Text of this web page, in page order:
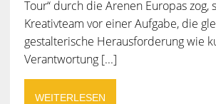
Tour“ durch die Arenen Europas zog,
Kreativteam vor einer Aufgabe, die
gestalterische Herausforderung wie
Verantwortung [...]
WEITERLESEN